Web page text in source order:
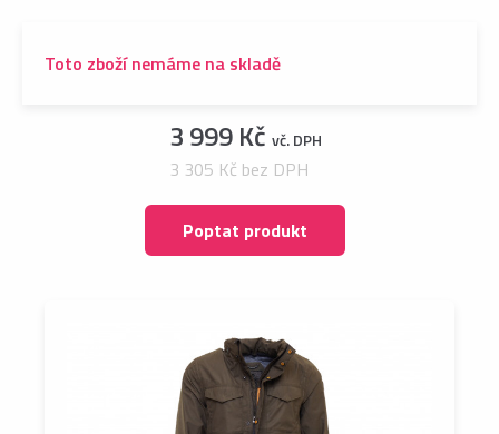
Toto zboží nemáme na skladě
3 999 Kč vč. DPH
3 305 Kč bez DPH
Poptat produkt